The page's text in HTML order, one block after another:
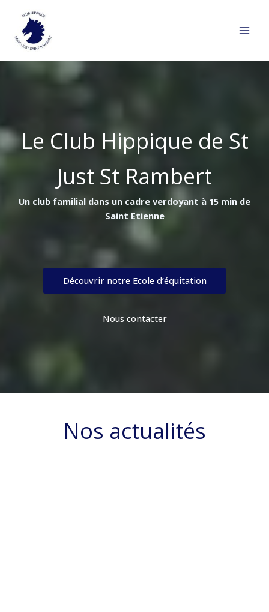
contenu
Le Club Hippique de St
Just St Rambert
Un club familial dans un cadre verdoyant à 15 min de
Saint Etienne
Découvrir notre Ecole d’équitation
Nous contacter
Nos actualités